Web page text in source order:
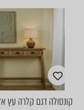
קונסולה דגם קלרה עץ